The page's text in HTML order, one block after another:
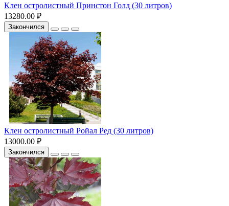
Клен остролистный Принстон Голд (30 литров)
13280.00 ₽
Закончился
Клен остролистный Ройал Ред (30 литров)
13000.00 ₽
Закончился